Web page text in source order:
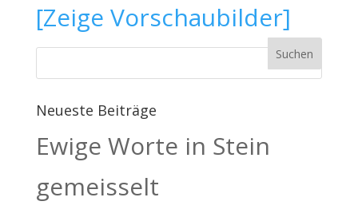
[Zeige Vorschaubilder]
Neueste Beiträge
Ewige Worte in Stein
gemeisselt